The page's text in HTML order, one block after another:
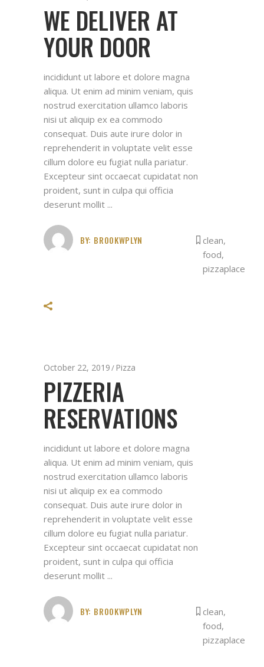
WE DELIVER AT
YOUR DOOR
incididunt ut labore et dolore magna
aliqua. Ut enim ad minim veniam, quis
nostrud exercitation ullamco laboris
nisi ut aliquip ex ea commodo
consequat. Duis aute irure dolor in
reprehenderit in voluptate velit esse
cillum dolore eu fugiat nulla pariatur.
Excepteur sint occaecat cupidatat non
proident, sunt in culpa qui officia
deserunt mollit
BY: BROOKWPLYN clean,
food,
pizzaplace
October 22, 2019 Pizza
PIZZERIA
RESERVATIONS
incididunt ut labore et dolore magna
aliqua. Ut enim ad minim veniam, quis
nostrud exercitation ullamco laboris
nisi ut aliquip ex ea commodo
consequat. Duis aute irure dolor in
reprehenderit in voluptate velit esse
cillum dolore eu fugiat nulla pariatur.
Excepteur sint occaecat cupidatat non
proident, sunt in culpa qui officia
deserunt mollit
BY: BROOKWPLYN clean,
food,
pizzaplace